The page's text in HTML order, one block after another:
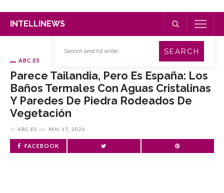
INTELLINEWS
ABC.ES
Parece Tailandia, Pero Es España: Los
Baños Termales Con Aguas Cristalinas
Y Paredes De Piedra Rodeados De
Vegetación
ABC.ES on MAI 17, 2026
FACEBOOK